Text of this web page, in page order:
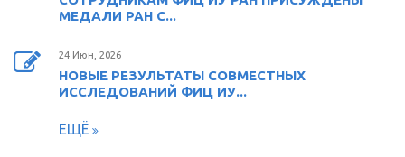
МЕДАЛИ РАН С...
24 Июн, 2026
НОВЫЕ РЕЗУЛЬТАТЫ СОВМЕСТНЫХ
ИССЛЕДОВАНИЙ ФИЦ ИУ...
ЕЩЁ